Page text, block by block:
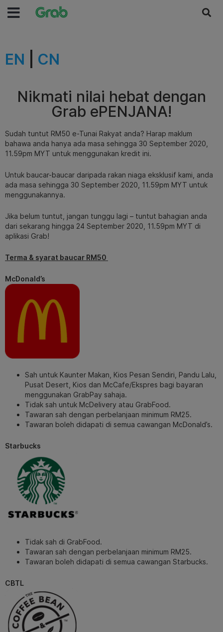
EN CN
Nikmati nilai hebat dengan
Grab ePENJANA!
Sudah tuntut RM50 e-Tunai Rakyat anda? Harap maklum
bahawa anda hanya ada masa sehingga 30 September 2020,
11.59pm MYT untuk menggunakan kredit ini.
Untuk baucar-baucar daripada rakan niaga eksklusif kami, anda
ada masa sehingga 30 September 2020, 11.59pm MYT untuk
menggunakannya.
Jika belum tuntut, jangan tunggu lagi – tuntut bahagian anda
dari sekarang hingga 24 September 2020, 11.59pm MYT di
aplikasi Grab!
Terma & syarat baucar RM50
McDonald’s
Sah untuk Kaunter Makan, Kios Pesan Sendiri, Pandu Lalu,
Pusat Desert, Kios dan McCafe/Ekspres bagi bayaran
menggunakan GrabPay sahaja.
Tidak sah untuk McDelivery atau GrabFood.
Tawaran sah dengan perbelanjaan minimum RM25.
Tawaran boleh didapati di semua cawangan McDonald’s.
Starbucks
Tidak sah di GrabFood.
Tawaran sah dengan perbelanjaan minimum RM25.
Tawaran boleh didapati di semua cawangan Starbucks.
CBTL